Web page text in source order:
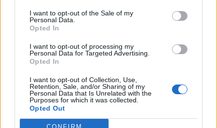
I want to opt-out of the Sale of my
Personal Data.
Opted In
I want to opt-out of processing my
Personal Data for Targeted Advertising.
Opted In
I want to opt-out of Collection, Use,
Retention, Sale, and/or Sharing of my
Personal Data that Is Unrelated with the
Purposes for which it was collected.
Opted Out
Scarica riepilogo
stagionale
Giornata Voto FV EntratoUscito Bonus/Malus
MON 1-2